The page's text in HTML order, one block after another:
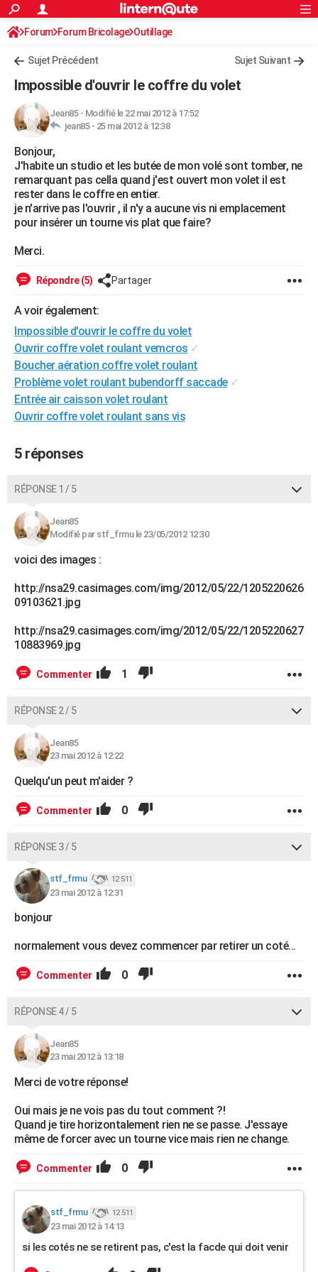
ACTUALITÉS
Politique
Société
Faits Divers
Education
Monde
Villes
+
FINANCE
Retraite
Impôts
Epargne
Immobilier
Risques naturels par ville
Banque
Assurance
Crédit
AUTO
Essais
Réserver un essai
Citadines
Berlines
SUV
Forum auto
+HIGH-TECH
Mobiles
Meilleur smartphone
Internet
Ordinateurs
Jeux vidéo
Guide high-tech
+BRICOLAGE
Forum
Aménagement intérieur
Extérieur
Cuisine
Salle de bains
Jardinage
Rangement
WEEK-END
Guides de France
Escapades
Patrimoine
Expositions
Musées
Week-end nature
+LIFESTYLE
Art de vivre
Bien-être
Loisirs
Mode
Modes de vie
SANTE
VOYAGE
Destinations
City break
Voyage nature
Voyage de noces
Forum
Climat
PHOTO
GUIDES D'ACHAT
BONS PLANS
CARTE DE VOEUX
Carte de Noël
Carte Bonne année
Carte Saint-Valentin
Carte Pâques
Carte d'anniversaire
DICTIONNAIRE
S'inscrire
Se connecter
Lycées
Collèges
Primaires
Universités
Entreprises
Service militaire
Avis de recherche
AVIS DE DÉCÈS
FORUM
Bricolage
Lifestyle
Culture
Sport
Auto
Television
Voyage
Cinema
S'inscrire
Connexion
Forum Forum Bricolage Outillage
Sujet Précédent Sujet Suivant
Impossible d'ouvrir le coffre du volet
Jean85- Modifié le 22 mai 2012 à 17:52
jean85 - 25 mai 2012 à 12:38
Bonjour,
J'habite un studio et les butée de mon volé sont tomber, ne
remarquant pas cella quand j'est ouvert mon volet il est
rester dans le coffre en entier.
je n'arrive pas l'ouvrir , il n'y a aucune vis ni emplacement
pour insérer un tourne vis plat que faire?
Merci.
Répondre (5) Partager
A voir également:
Impossible d'ouvrir le coffre du volet
Ouvrir coffre volet roulant vemcros ✓
Boucher aération coffre volet roulant
Problème volet roulant bubendorff saccade ✓
Entrée air caisson volet roulant
Ouvrir coffre volet roulant sans vis
5 réponses
RÉPONSE 1 / 5
Jean85
Modifié par stf_frmu le 23/05/2012 12:30
voici des images :
http://nsa29.casimages.com/img/2012/05/22/1205220626
09103621.jpg
http://nsa29.casimages.com/img/2012/05/22/1205220627
10883969.jpg
Commenter 1
RÉPONSE 2 / 5
Jean85
23 mai 2012 à 12:22
Quelqu'un peut m'aider ?
Commenter 0
RÉPONSE 3 / 5
stf_frmu 12 511
23 mai 2012 à 12:31
bonjour
normalement vous devez commencer par retirer un coté...
Commenter 0
RÉPONSE 4 / 5
Jean85
23 mai 2012 à 13:18
Merci de votre réponse!
Oui mais je ne vois pas du tout comment ?!
Quand je tire horizontalement rien ne se passe. J'essaye
même de forcer avec un tourne vice mais rien ne change.
Commenter 0
stf_frmu 12 511
23 mai 2012 à 14:13
si les cotés ne se retirent pas, c'est la facde qui doit venir